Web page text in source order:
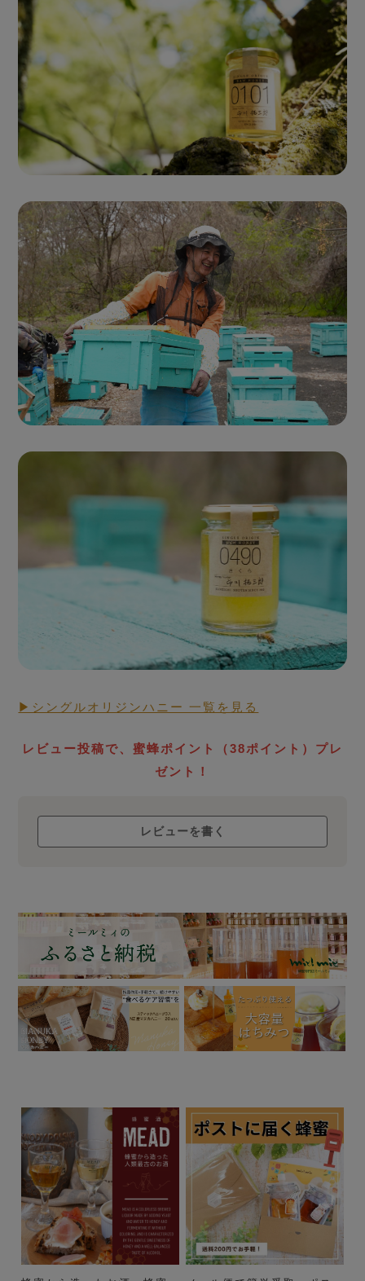
Single Origin Pure Honey
シングルオリジンハニー
とは
ハニーハンターが
買い付けした「新蜜」
RAW HONEY STORY
生蜂蜜
ローハニー
▶シングルオリジンハニー 一覧を見る
レビュー投稿で、蜜蜂ポイント（38ポイント）プレ
ゼント！
レビューを書く